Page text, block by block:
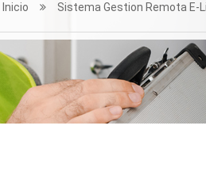
Inicio Sistema Gestion Remota E-